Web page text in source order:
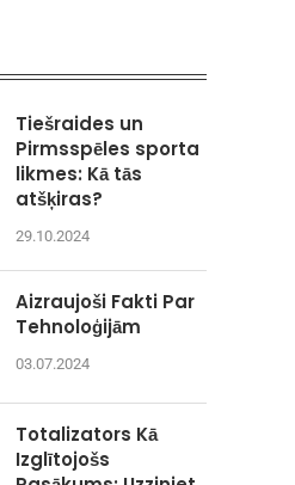
Tiešraides un
Pirmsspēles sporta
likmes: Kā tās
atšķiras?
29.10.2024
Aizraujoši Fakti Par
Tehnoloģijām
03.07.2024
Totalizators Kā
Izglītojošs